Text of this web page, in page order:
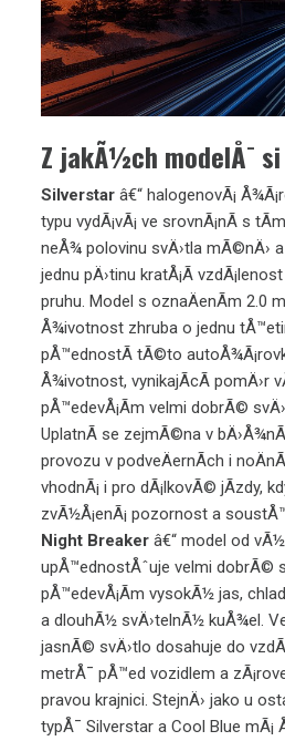
Z jakÃ½ch modelÅ¯
Silverstar â€“ halogenovÃ¡
typu vydÃ¡vÃ¡ ve srovnÃ¡nÃ­ s
neÅ¾ polovinu svÄ›tla mÃ©nÄ›
jednu pÄ›tinu kratÅ¡Ã­
pruhu. Model s oznaÄenÃ­m 2.0
Å¾ivotnost zhruba o jednu
pÅ™ednostÃ­ tÃ©to
Å¾ivotnost, vynikajÃ­cÃ­ pomÄ›r
pÅ™edevÅ¡Ã­m velmi dobrÃ©
UplatnÃ­ se zejmÃ©na v
provozu v podveÄernÃ­ch i
vhodnÃ¡ i pro dÃ¡lkovÃ© jÃ­zdy,
zvÃ½Å¡enÃ¡ pozornost a
Night Breaker â€“ model od
upÅ™ednostÅˆuje velmi dobrÃ©
pÅ™edevÅ¡Ã­m vysokÃ½ jas,
a dlouhÃ½ svÄ›telnÃ½ kuÅ¾el.
jasnÃ© svÄ›tlo dosahuje do
metrÅ¯ pÅ™ed vozidlem a
pravou krajnici. StejnÄ› jako u
typÅ¯ Silverstar a Cool Blue mÃ¡